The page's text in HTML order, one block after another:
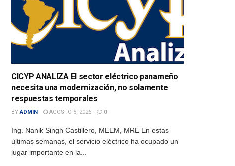
CICYP ANALIZA El sector eléctrico panameño
necesita una modernización, no solamente
respuestas temporales
BY ADMIN AGOSTO 5, 2026 0
Ing. Nanik Singh Castillero, MEEM, MRE En estas
últimas semanas, el servicio eléctrico ha ocupado un
lugar importante en la...